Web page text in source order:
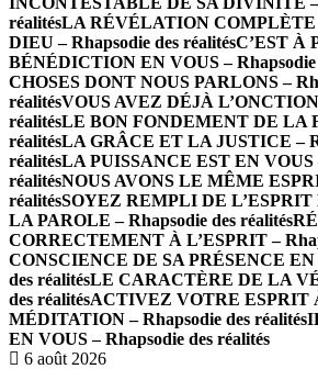
réalitésLA RÉVÉLATION COMPLÈTE
DIEU – Rhapsodie des réalitésC’EST À
BÉNÉDICTION EN VOUS – Rhapsodie
CHOSES DONT NOUS PARLONS –
réalitésVOUS AVEZ DÉJÀ L’ONCTION
réalitésLE BON FONDEMENT DE LA
réalitésLA GRÂCE ET LA JUSTICE –
réalitésLA PUISSANCE EST EN VOUS
réalitésNOUS AVONS LE MÊME
réalitésSOYEZ REMPLI DE
LA PAROLE – Rhapsodie des réalités
CORRECTEMENT À L’ESPRIT –
CONSCIENCE DE SA PRÉSENCE EN
des réalitésLE CARACTÈRE DE LA
des réalitésACTIVEZ VOTRE ESPRIT
MÉDITATION – Rhapsodie des réalités
EN VOUS – Rhapsodie des réalités
6 août 2026